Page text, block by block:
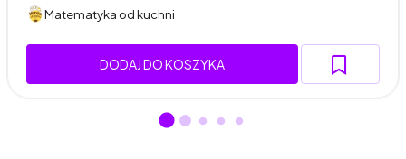
Matematyka od kuchni
DODAJ DO KOSZYKA